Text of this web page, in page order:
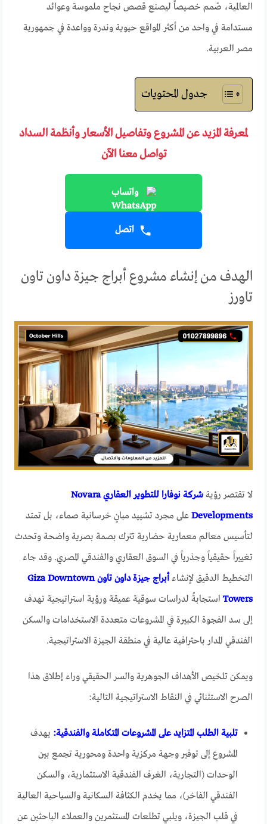
العالمية، صُمم خصيصاً ليصنع قصص نجاح ملموسة وعوائد
مستدامة في واحد من أكثر المواقع حيوية وندرة وواعدة في جمهورية
مصر العربية.
جدول المحتويات
لمعرفة المزيد عن المشروع وتفاصيل الأسعار وأنظمة السداد
تواصل معنا الآن
واتساب
اتصل
الهدف من إنشاء مشروع أبراج جيزة داون تاون
تاورز
لا تقتصر رؤية
شركة نوفارا للتطوير العقاري Novara
Developments على مجرد تشييد مبانٍ خرسانية صماء، بل تمتد
لتأسيس معالم معمارية حضارية تترك بصمة بصرية واضحة وتحدث
تغييراً حقيقياً وجذرياً في السوق العقاري والفندقي المصري. وقد جاء
التخطيط الدقيق لإنشاء
أبراج جيزة داون تاون Giza Downtown
Towers استجابةً لدراسات سوقية عميقة ورؤية استراتيجية تهدف
إلى سد الفجوة الكبيرة في المشروعات متعددة الاستخدامات والسكن
الفندقي المدار باحترافية عالية في منطقة الجيزة الاستراتيجية.
ويمكن تلخيص الأهداف الجوهرية والسر الحقيقي وراء إطلاق هذا
الصرح الاستثنائي في النقاط الاستراتيجية التالية:
تلبية الطلب المتزايد على المشروعات المتكاملة والفندقية: يهدف
المشروع إلى توفير وجهة مركزية واحدة ومحورية تجمع بين
الوحدات (التجارية، الغرف الفندقية الاستثمارية، والسكن
الفندقي الفاخر)، مما يخدم الكثافة السكانية والسياحية العالية
في قلب الجيزة، ويلبي تطلعات المستثمرين والعملاء الباحثين عن